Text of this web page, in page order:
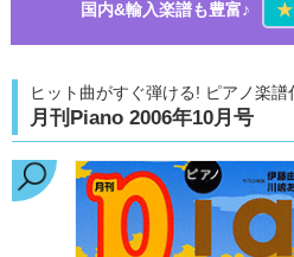
国内&輸入楽譜も豊富♪
★
ヒット曲がすぐ弾ける! ピアノ楽譜
月刊Piano 2006年10月号